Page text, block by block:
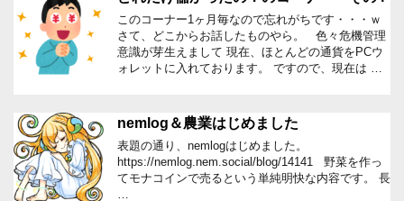
このコーナー1ヶ月毎なので忘れがちです・・・ｗ
さて、どこからお話したものやら。 色々危機管理
意識が芽生えまして 現在、ほとんどの通貨をPCウ
ォレットに入れております。 ですので、現在は …
nemlog＆農業はじめました
表題の通り、nemlogはじめました。
https://nemlog.nem.social/blog/14141 野菜を作っ
てモナコインで売るという単純明快な内容です。 長